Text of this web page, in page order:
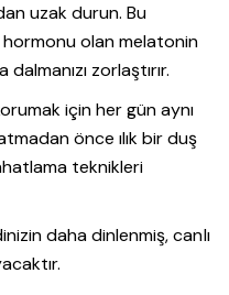
uzak durun. Bu
hormonu olan melatonin
zorlaştırır.
için her gün aynı
önce ılık bir duş
teknikleri
daha dinlenmiş, canlı